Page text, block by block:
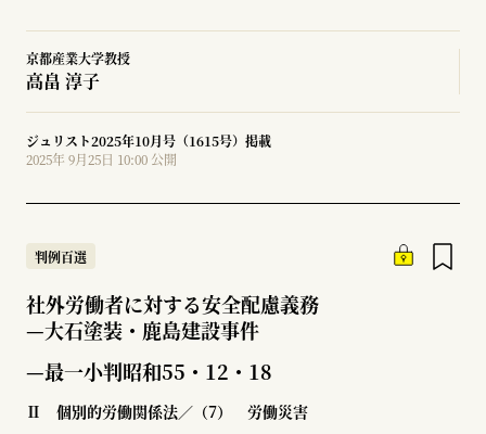
京都産業大学教授
高畠 淳子
ジュリスト2025年10月号（1615号）掲載
2025年 9月25日 10:00 公開
判例百選
社外労働者に対する安全配慮義務
—大石塗装・鹿島建設事件
—最一小判昭和55・12・18
Ⅱ 個別的労働関係法／（7） 労働災害